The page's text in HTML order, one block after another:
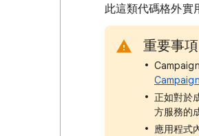
此這類代碼格外實
重要事項
正如對於
方服務的
應用程式